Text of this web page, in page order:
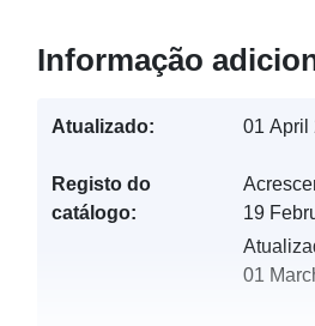
Informação
Atualizado: 01 April
Registo do
catálogo:
19
01